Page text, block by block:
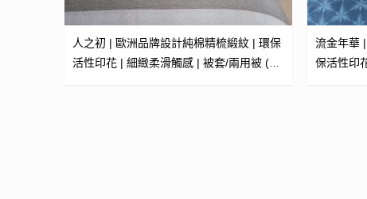
人之初 | 歐洲品牌設計純棉精梳緞紋 | 環保
活性印花 | 細緻柔滑觸感 | 被套/兩用被 (可
流金年華
保活性印花 | 細緻柔滑觸感 | 被套/兩